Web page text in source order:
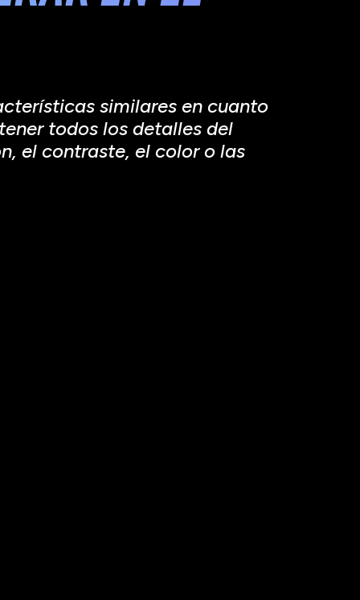
similares en cuanto
todos los detalles del
el contraste, el color o las